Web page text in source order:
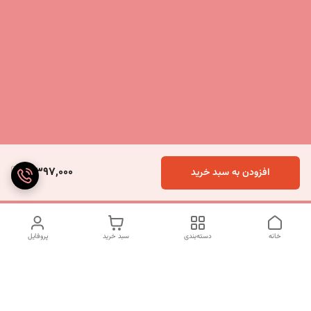
3,397,000 افزودن به سبد خرید
پروفایل سبد خرید دسته‌بندی خانه